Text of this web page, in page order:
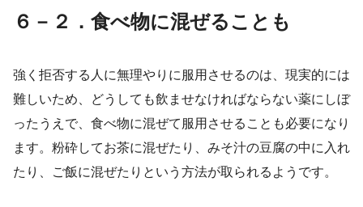
６－２．食べ物に混ぜることも
強く拒否する人に無理やりに服用させるのは、現実的には
難しいため、どうしても飲ませなければならない薬にしぼ
ったうえで、食べ物に混ぜて服用させることも必要になり
ます。粉砕してお茶に混ぜたり、みそ汁の豆腐の中に入れ
たり、ご飯に混ぜたりという方法が取られるようです。